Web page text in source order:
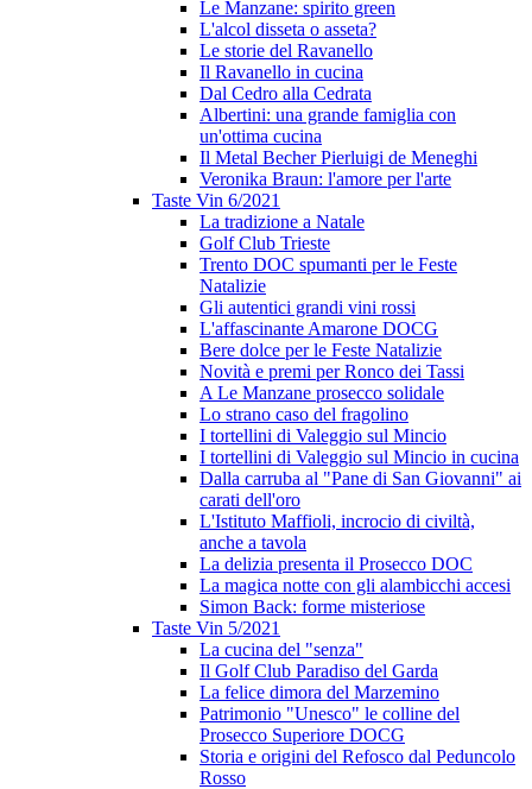
Le Manzane: spirito green
L'alcol disseta o asseta?
Le storie del Ravanello
Il Ravanello in cucina
Dal Cedro alla Cedrata
Albertini: una grande famiglia con
un'ottima cucina
Il Metal Becher Pierluigi de Meneghi
Veronika Braun: l'amore per l'arte
Taste Vin 6/2021
La tradizione a Natale
Golf Club Trieste
Trento DOC spumanti per le Feste
Natalizie
Gli autentici grandi vini rossi
L'affascinante Amarone DOCG
Bere dolce per le Feste Natalizie
Novità e premi per Ronco dei Tassi
A Le Manzane prosecco solidale
Lo strano caso del fragolino
I tortellini di Valeggio sul Mincio
I tortellini di Valeggio sul Mincio in cucina
Dalla carruba al "Pane di San Giovanni" ai
carati dell'oro
L'Istituto Maffioli, incrocio di civiltà,
anche a tavola
La delizia presenta il Prosecco DOC
La magica notte con gli alambicchi accesi
Simon Back: forme misteriose
Taste Vin 5/2021
La cucina del "senza"
Il Golf Club Paradiso del Garda
La felice dimora del Marzemino
Patrimonio "Unesco" le colline del
Prosecco Superiore DOCG
Storia e origini del Refosco dal Peduncolo
Rosso